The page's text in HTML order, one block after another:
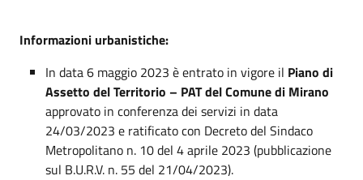
Informazioni urbanistiche:
In data 6 maggio 2023 è entrato in vigore il Piano di
Assetto del Territorio – PAT del Comune di Mirano
approvato in conferenza dei servizi in data
24/03/2023 e ratificato con Decreto del Sindaco
Metropolitano n. 10 del 4 aprile 2023 (pubblicazione
sul B.U.R.V. n. 55 del 21/04/2023).